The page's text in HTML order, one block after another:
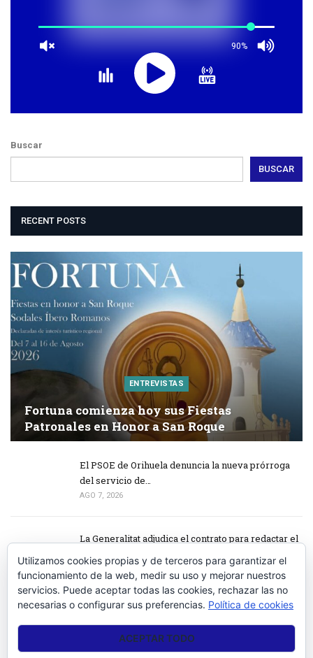
90%
Buscar
BUSCAR
RECENT POSTS
ENTREVISTAS
Fortuna comienza hoy sus Fiestas
Patronales en Honor a San Roque
El PSOE de Orihuela denuncia la nueva prórroga
del servicio de…
AGO 7, 2026
La Generalitat adjudica el contrato para redactar el
proyecto de…
AGO 7, 2026
Las Fiestas de Sodales Íbero – Romanos arrancan
este fin de semana en…
AGO 7, 2026
Utilizamos cookies propias y de terceros para garantizar el
funcionamiento de la web, medir su uso y mejorar nuestros
servicios. Puede aceptar todas las cookies, rechazar las no
necesarias o configurar sus preferencias. Política de cookies
ACEPTAR TODO